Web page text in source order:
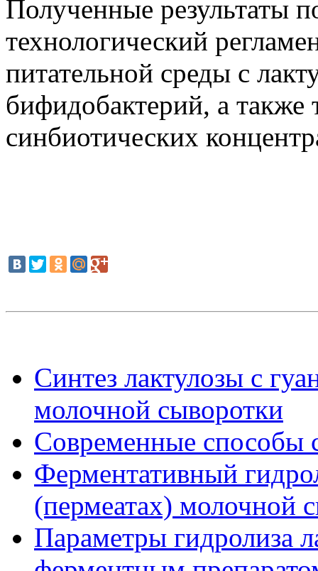
Полученные результаты
технологический
питательной среды с
бифидобактерий, а
синбиотических
Синтез лактулозы с
молочной сыворотки
Современные способы
Ферментативный
(пермеатах) молочной
Параметры гидролиза